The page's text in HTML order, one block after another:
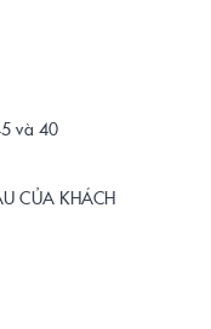
và 40
CỦA KHÁCH